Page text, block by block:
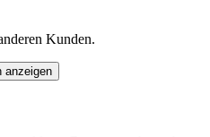
Kunden.
anzeigen